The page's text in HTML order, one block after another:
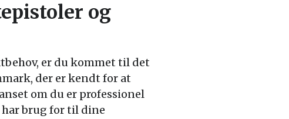
og
er du kommet til det
der er kendt for at
om du er professionel
brug for til dine